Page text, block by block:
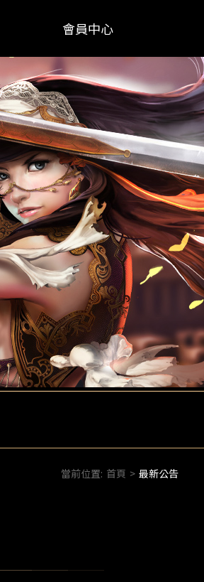
會員中心
當前位置: 首頁 > 最新公告